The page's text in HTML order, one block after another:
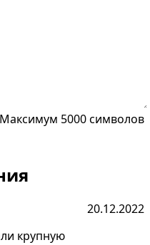
Максимум 5000 символов
20.12.2022
крупную